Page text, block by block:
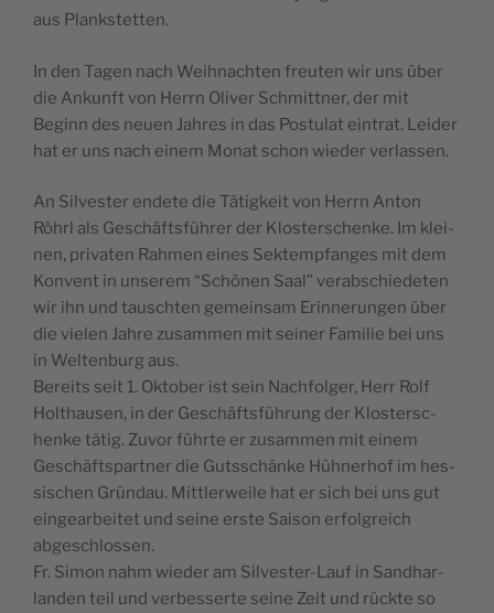
aus Plankstetten.
In den Tagen nach Wei­hnac­hten fre­u­ten wir uns über
die Ankun­ft von Herrn Oli­ver Schmitt­ner, der mit
Beginn des neu­en Jahres in das Pos­tu­lat ein­trat. Lei­der
hat er uns nach einem Monat schon wie­der verlassen.
An Sil­ve­s­ter end­ete die Tätig­ke­it von Herrn Anton
Röhrl als Gesc­häft­s­führer der Klo­s­ter­sc­hen­ke. Im kle­i­
nen, pri­va­ten Rahmen eines Sek­tem­p­fan­ges mit dem
Kon­vent in unse­rem “Schönen Saal” verab­sc­hi­e­de­ten
wir ihn und tau­sc­hten geme­in­sam Erin­ne­run­gen über
die vie­len Jahre zusam­men mit sei­ner Fami­lie bei uns
in Wel­ten­burg aus.
Bere­its seit 1. Okt­ober ist sein Nac­hfol­ger, Herr Rolf
Holt­ha­u­sen, in der Gesc­häft­s­führung der Klo­s­ter­sc­
hen­ke tätig. Zuvor führ­te er zusam­men mit einem
Gesc­häft­s­part­ner die Guts­sc­hän­ke Hühner­hof im hes­
si­sc­hen Grün­dau. Mit­tle­rwe­ile hat er sich bei uns gut
ein­ge­ar­be­i­tet und sei­ne ers­te Sai­son erfol­gre­ich
abgeschlossen.
Fr. Simon nahm wie­der am Sil­ve­s­ter-Lauf in Sand­har­
lan­den teil und ver­bes­ser­te sei­ne Zeit und rück­te so